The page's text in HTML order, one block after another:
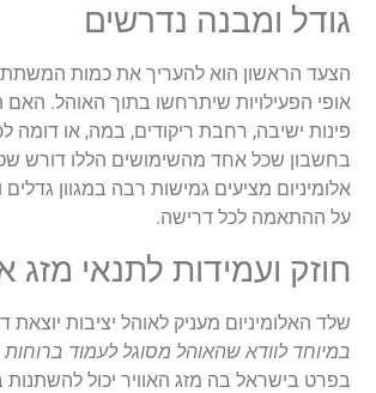
גודל ומבנה נדרשים
הצעד הראשון הוא להעריך את כמות
אופי הפעילויות שיתרחשו בתוך האוהל. האם
פינות ישיבה, רחבת ריקודים, במה, או דומה
בחשבון שכל אחד מהשימושים הללו דורש
אלומיניום מציעים גמישות רבה במגוון
על ההתאמה לכל דרישה.
חוזק ועמידות לתנאי מזג
שלד האלומיניום מעניק לאוהל יציבות יוצאת
במיוחד לוודא שהאוהל מסוגל לעמוד
בפרט בישראל בה מזג האוויר יכול להשתנות